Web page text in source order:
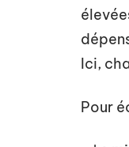
Ici,
Pour